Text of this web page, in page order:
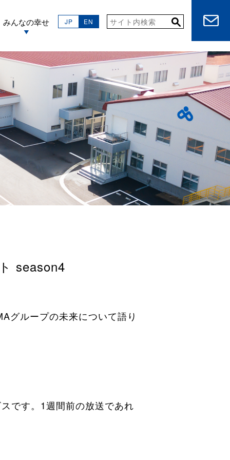
みんなの幸せ JP EN
season4
グループの未来について語り
です。1週間前の放送であれ